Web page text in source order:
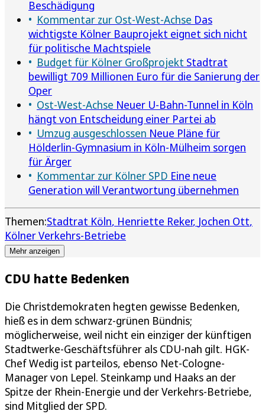
Beschädigung
Kommentar zur Ost-West-Achse Das
wichtigste Kölner Bauprojekt eignet sich nicht
für politische Machtspiele
Budget für Kölner Großprojekt Stadtrat
bewilligt 709 Millionen Euro für die Sanierung der
Oper
Ost-West-Achse Neuer U-Bahn-Tunnel in Köln
hängt von Entscheidung einer Partei ab
Umzug ausgeschlossen Neue Pläne für
Hölderlin-Gymnasium in Köln-Mülheim sorgen
für Ärger
Kommentar zur Kölner SPD Eine neue
Generation will Verantwortung übernehmen
Themen:Stadtrat Köln Henriette Reker Jochen Ott
Kölner Verkehrs-Betriebe
Mehr anzeigen
CDU hatte Bedenken
Die Christdemokraten hegten gewisse Bedenken,
hieß es in dem schwarz-grünen Bündnis;
möglicherweise, weil nicht ein einziger der künftigen
Stadtwerke-Geschäftsführer als CDU-nah gilt. HGK-
Chef Wedig ist parteilos, ebenso Net-Cologne-
Manager von Lepel. Steinkamp und Haaks an der
Spitze der Rhein-Energie und der Verkehrs-Betriebe,
sind Mitglied der SPD.